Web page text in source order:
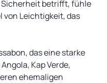
Sicherheit betrifft, fühle
von Leichtigkeit, das
das eine starke
Kap Verde,
ehemaligen